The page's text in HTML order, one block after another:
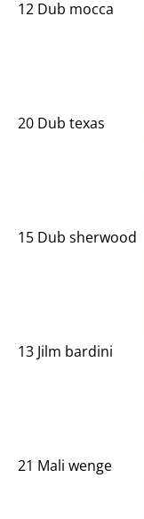
12 Dub mocca
20 Dub texas
15 Dub sherwood
13 Jilm bardini
21 Mali wenge